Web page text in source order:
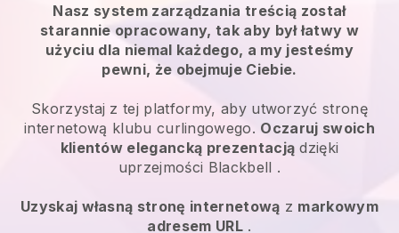
Nasz system zarządzania treścią został
starannie opracowany, tak aby był łatwy w
użyciu dla niemal każdego, a my jesteśmy
pewni, że obejmuje Ciebie.
Skorzystaj z tej platformy, aby utworzyć stronę
internetową klubu curlingowego. Oczaruj swoich
klientów elegancką prezentacją dzięki
uprzejmości Blackbell .
Uzyskaj własną stronę internetową z markowym
adresem URL.